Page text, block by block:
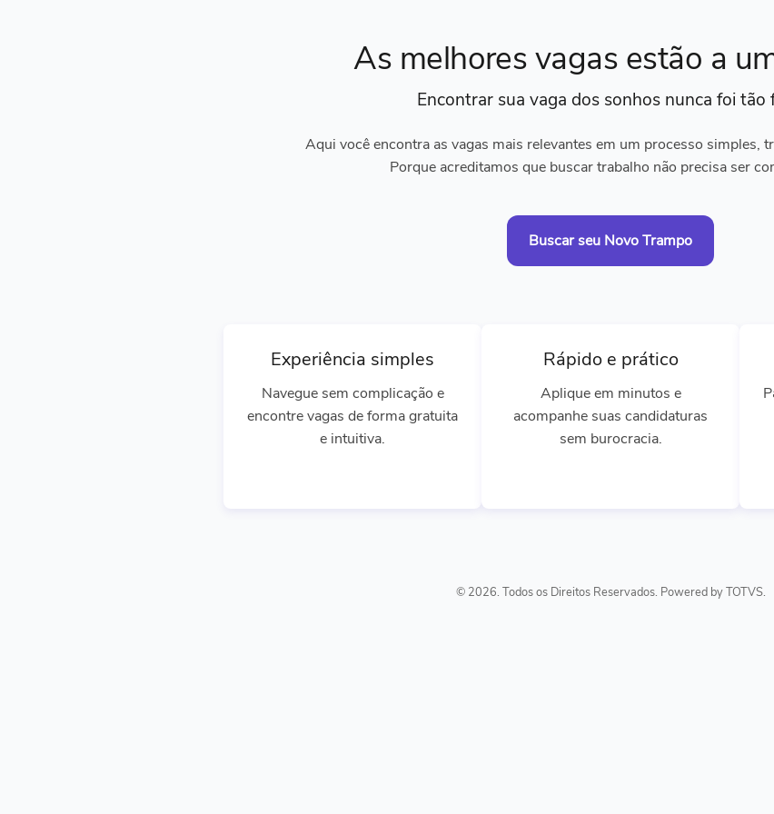
As melhores vagas estão a
Encontrar sua vaga dos sonhos nunca foi tão
Aqui você encontra as vagas mais relevantes em um processo simples,
Porque acreditamos que buscar trabalho não precisa ser
Buscar seu Novo Trampo
Experiência simples
Navegue sem complicação e
encontre vagas de forma gratuita
e intuitiva.
Rápido e prático
Aplique em minutos e
acompanhe suas candidaturas
sem burocracia.
© 2026. Todos os Direitos Reservados. Powered by TOTVS.